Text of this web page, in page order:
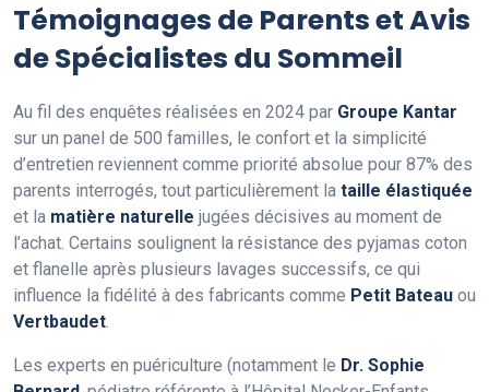
Témoignages de Parents et Avis
de Spécialistes du Sommeil
Au fil des enquêtes réalisées en 2024 par Groupe Kantar
sur un panel de 500 familles, le confort et la simplicité
d’entretien reviennent comme priorité absolue pour 87% des
parents interrogés, tout particulièrement la taille élastiquée
et la matière naturelle jugées décisives au moment de
l’achat. Certains soulignent la résistance des pyjamas coton
et flanelle après plusieurs lavages successifs, ce qui
influence la fidélité à des fabricants comme Petit Bateau ou
Vertbaudet.
Les experts en puériculture (notamment le Dr. Sophie